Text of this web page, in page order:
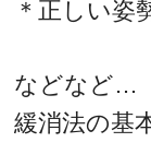
＊正しい姿
などなど…
緩消法の基